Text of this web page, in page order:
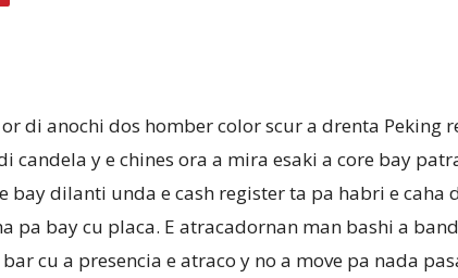
di anochi dos homber color scur a drenta Peking
candela y e chines ora a mira esaki a core bay
bay dilanti unda e cash register ta pa habri e caha
pa bay cu placa. E atracadornan man bashi a
cu a presencia e atraco y no a move pa nada